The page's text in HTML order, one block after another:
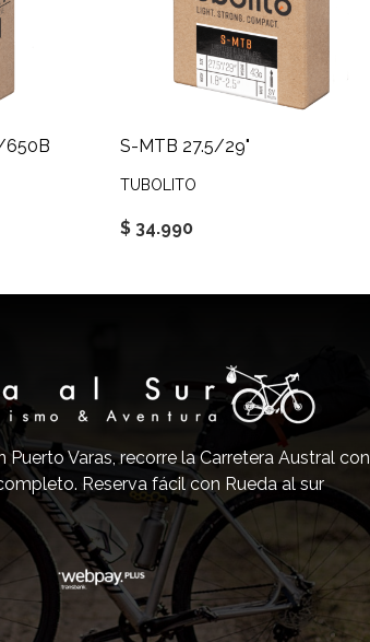
650B S-MTB 27.5/29"
TUBOLITO
$ 34.990
Puerto Varas, recorre la Carretera Austral con
Reserva fácil con Rueda al sur